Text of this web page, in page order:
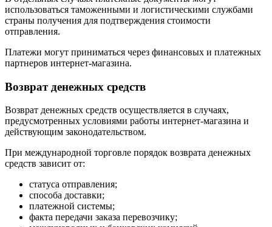
использоваться таможенными и логистическими службами
страны получения для подтверждения стоимости
отправления.
Платежи могут приниматься через финансовых и платежных
партнеров интернет-магазина.
Возврат денежных средств
Возврат денежных средств осуществляется в случаях,
предусмотренных условиями работы интернет-магазина и
действующим законодательством.
При международной торговле порядок возврата денежных
средств зависит от:
статуса отправления;
способа доставки;
платежной системы;
факта передачи заказа перевозчику;